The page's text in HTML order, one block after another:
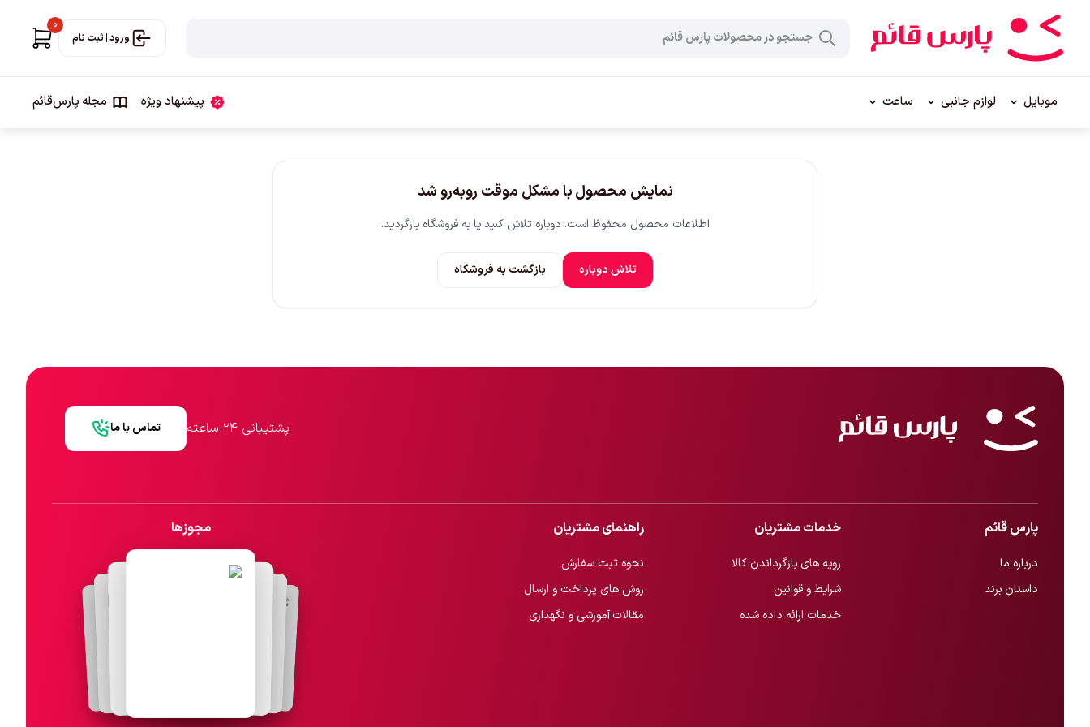
ورود | ثبت نام
0
موبایل لوازم جانبی ساعت پیشنهاد ویژه مجله‌ پارس‌قائم
نمایش محصول با مشکل موقت روبه‌رو شد
اطلاعات محصول محفوظ است. دوباره تلاش کنید یا به فروشگاه بازگردید.
تلاش دوباره بازگشت به فروشگاه
پشتیبانی ۲۴ ساعته تماس با ما
پارس قائم
درباره ما
داستان برند
خدمات مشتریان
رویه های بازگرداندن کالا
شرایط و قوانین
خدمات ارائه داده شده
راهنمای مشتریان
نحوه ثبت سفارش
روش های پرداخت و ارسال
مقالات آموزشی و نگهداری
مجوزها